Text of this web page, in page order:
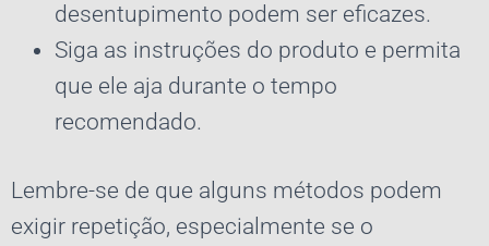
desentupimento podem ser eficazes.
Siga as instruções do produto e permita
que ele aja durante o tempo
recomendado.
Lembre-se de que alguns métodos podem
exigir repetição, especialmente se o